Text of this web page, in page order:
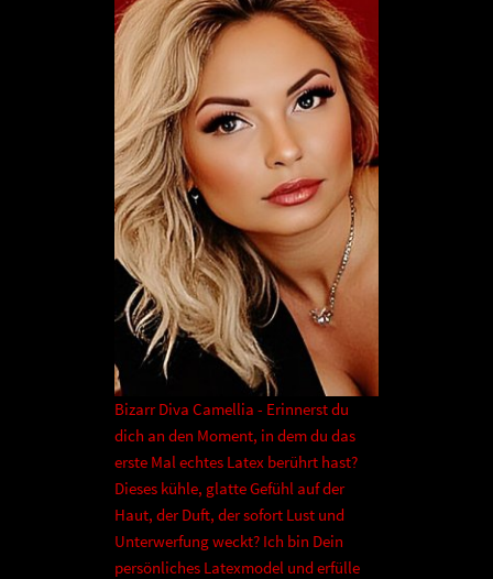
Bizarr Diva Camellia - Erinnerst du
dich an den Moment, in dem du das
erste Mal echtes Latex berührt hast?
Dieses kühle, glatte Gefühl auf der
Haut, der Duft, der sofort Lust und
Unterwerfung weckt? Ich bin Dein
persönliches Latexmodel und erfülle